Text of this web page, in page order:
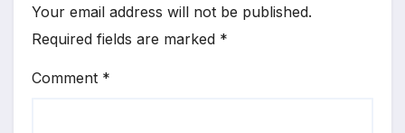
Your email address will not be published.
Required fields are marked *
Comment *